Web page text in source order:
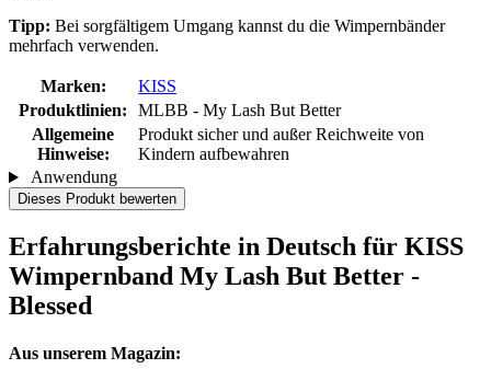
Tipp: Bei sorgfältigem Umgang kannst du die Wimpernbänder
mehrfach verwenden.
Marken:
KISS
Produktlinien:
MLBB - My Lash But Better
Allgemeine
Hinweise:
Produkt sicher und außer Reichweite von
Kindern aufbewahren
Anwendung
Dieses Produkt bewerten
Erfahrungsberichte in Deutsch für KISS
Wimpernband My Lash But Better -
Blessed
Aus unserem Magazin: